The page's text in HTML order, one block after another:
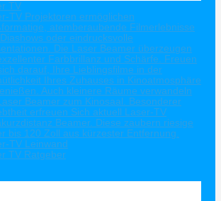
TV
TV Projektoren ermöglichen
atemberaubende Filmerlebnisse
oder eindrucksvolle
Die Laser Beamer überzeugen
Farbbrillanz und Schärfe. Freuen
darauf, Ihre Lieblingsfilme in der
Ihres Zuhauses in Kinoatmosphäre
Auch kleinere Räume verwandeln
Beamer zum Kinosaal. Besonderer
erfreuen Sich aktuell Laser-TV
Beamer. Diese zaubern riesige
bis 120 Zoll aus kürzester Entfernung.
TV Leinwand
TV Ratgeber